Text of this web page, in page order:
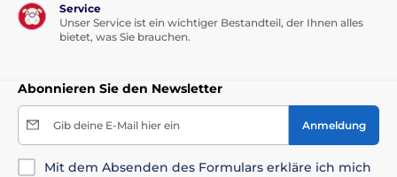
Service
Unser Service ist ein wichtiger Bestandteil, der Ihnen alles
bietet, was Sie brauchen.
Abonnieren Sie den Newsletter
Gib deine E-Mail hier ein Anmeldung
Mit dem Absenden des Formulars erkläre ich mich